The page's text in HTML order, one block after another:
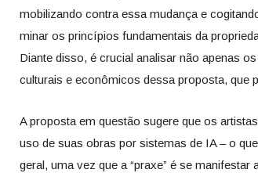
mobilizando contra essa mudança e
minar os princípios fundamentais da
Diante disso, é crucial analisar não apenas
culturais e econômicos dessa proposta, que
A proposta em questão sugere que os
uso de suas obras por sistemas de IA – o
geral, uma vez que a “praxe” é se